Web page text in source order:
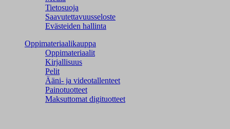
Tietosuoja
Saavutettavuusseloste
Evästeiden hallinta
Oppimateriaalikauppa
Oppimateriaalit
Kirjallisuus
Pelit
Ääni- ja videotallenteet
Painotuotteet
Maksuttomat digituotteet